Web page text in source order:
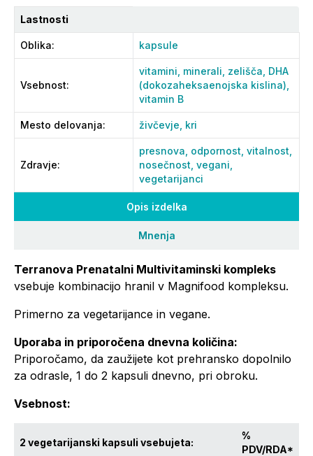
Opis izdelka
Mnenja
Terranova Prenatalni Multivitaminski kompleks
vsebuje kombinacijo hranil v Magnifood kompleksu.
Primerno za vegetarijance in vegane.
Uporaba in priporočena dnevna količina:
Priporočamo, da zaužijete kot prehransko dopolnilo
za odrasle, 1 do 2 kapsuli dnevno, pri obroku.
Vsebnost:
2 vegetarijanski kapsuli vsebujeta:
%
PDV/RDA*
Lastnosti
Oblika: kapsule
Vsebnost:
vitamini, minerali, zelišča, DHA
(dokozaheksaenojska kislina),
vitamin B
Mesto delovanja: živčevje, kri
Zdravje:
presnova, odpornost, vitalnost,
nosečnost, vegani,
vegetarijanci